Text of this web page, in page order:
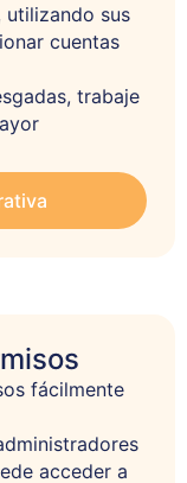
utilizando sus
cuentas
trabaje
fácilmente
acceder a